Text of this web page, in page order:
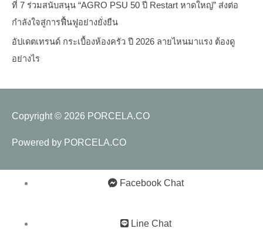
ที่ 7 ร่วมสนับสนุน “AGRO PSU 50 ปี Restart หาดใหญ่” ส่งต่อ
กำลังใจสู่การฟื้นฟูอย่างยั่งยืน
อัปเดตเทรนด์ กระเบื้องห้องครัว ปี 2026 ลายไหนมาแรง ต้องดู
อย่างไร
Copyright © 2026 PORCELA.CO
Powered by PORCELA.CO
Facebook Chat
Line Chat